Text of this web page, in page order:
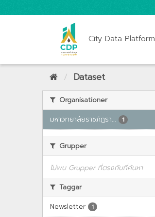
City Data Platform
Dataset
Organisationer
มหาวิทยาลัยราชภัฏรา...
1
Grupper
ไม่พบ Grupper ที่ตรงกับที่ค้นหา
Taggar
Newsletter
1